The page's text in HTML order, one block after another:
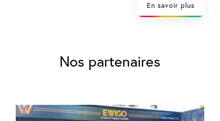
En savoir plus
Nos partenaires